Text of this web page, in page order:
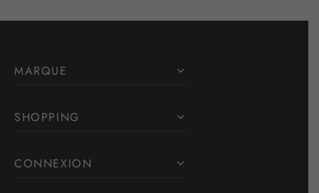
MARQUE
SHOPPING
CONNEXION